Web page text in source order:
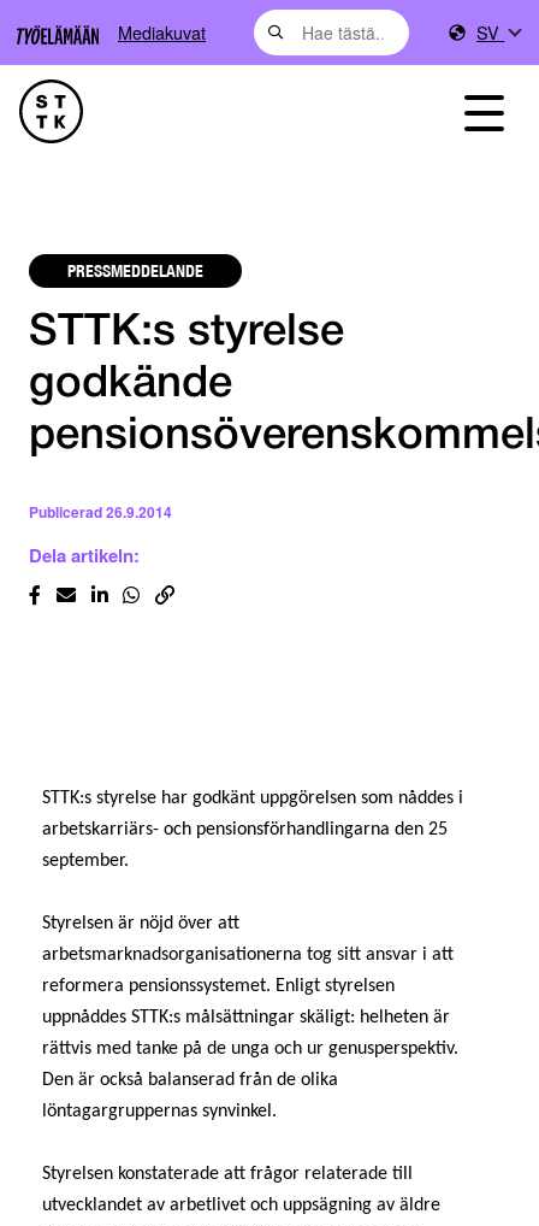
Mediakuvat SV
PRESSMEDDELANDE
STTK:s styrelse
godkände
Publicerad26.9.2014
Dela artikeln:
STTK:s styrelse har godkänt uppgörelsen som nåddes i
arbetskarriärs- och pensionsförhandlingarna den 25
september.
Styrelsen är nöjd över att
arbetsmarknadsorganisationerna tog sitt ansvar i att
reformera pensionssystemet. Enligt styrelsen
uppnåddes STTK:s målsättningar skäligt: helheten är
rättvis med tanke på de unga och ur genusperspektiv.
Den är också balanserad från de olika
löntagargruppernas synvinkel.
Styrelsen konstaterade att frågor relaterade till
utvecklandet av arbetlivet och uppsägning av äldre